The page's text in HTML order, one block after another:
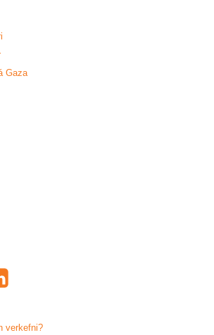
Gaza
verk­efni?